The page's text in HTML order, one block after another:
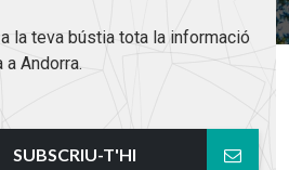
la teva bústia tota la informació
Andorra.
SUBSCRIU-T'HI